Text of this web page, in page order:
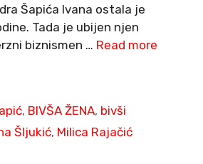
Šapića Ivana ostala je
Tada je ubijen njen
biznismen … Read more
, BIVŠA ŽENA, bivši
Šljukić, Milica Rajačić